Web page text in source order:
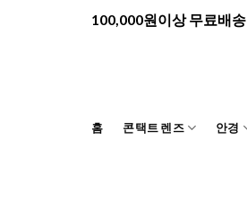
100,000원이상 무료배송
홈 콘택트 렌즈 안경